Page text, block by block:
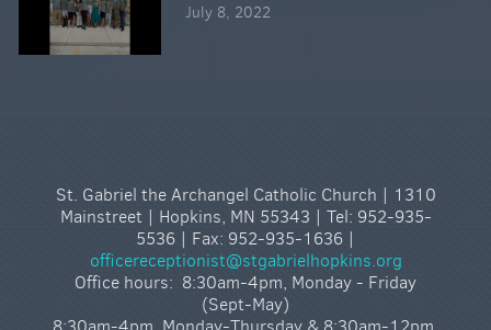
July 8, 2022
St. Gabriel the Archangel Catholic Church | 1310
Mainstreet | Hopkins, MN 55343 | Tel: 952-935-
5536 | Fax: 952-935-1636 |
officereceptionist@stgabrielhopkins.org
Office hours: 8:30am-4pm, Monday - Friday
(Sept-May)